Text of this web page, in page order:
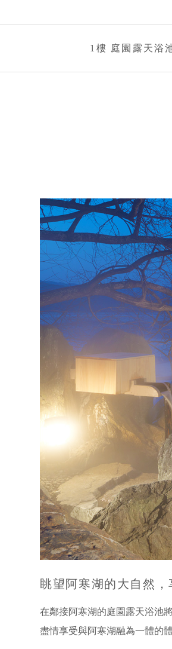
1樓 庭園露天浴
眺望阿寒湖的大自然，
在鄰接阿寒湖的庭園露天浴池
盡情享受與阿寒湖融為一體的體